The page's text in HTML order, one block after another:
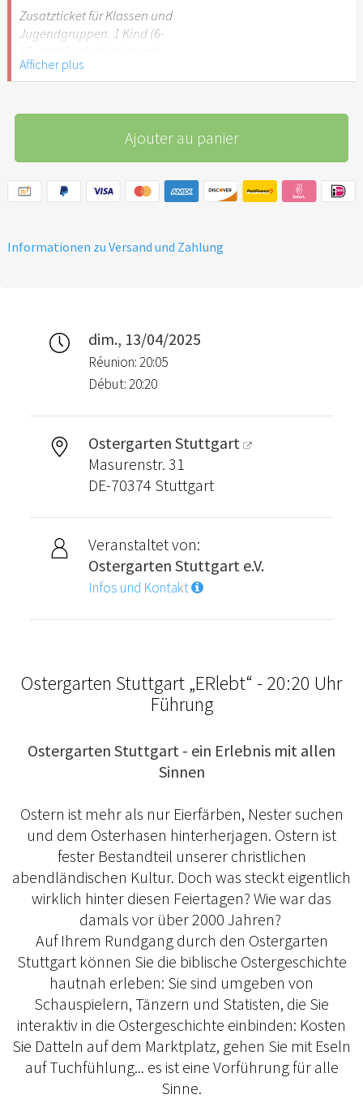
Stuttgart nicht
empfehlenswert.
Zusatzticket für Klassen und
Jugendgruppen. 1 Kind (6-
Schülerausweis.
empfehlenswert.
Afficher plus
Ajouter au panier
Informationen zu Versand und Zahlung
dim., 13/04/2025
Réunion: 20:05
Début: 20:20
Ostergarten Stuttgart
Masurenstr. 31
DE-70374 Stuttgart
Veranstaltet von:
Ostergarten Stuttgart e.V.
Infos und Kontakt
Ostergarten Stuttgart „ERlebt“ - 20:20 Uhr
Führung
Ostergarten Stuttgart - ein Erlebnis mit allen
Sinnen
Ostern ist mehr als nur Eierfärben, Nester suchen
und dem Osterhasen hinterherjagen. Ostern ist
fester Bestandteil unserer christlichen
abendländischen Kultur. Doch was steckt eigentlich
wirklich hinter diesen Feiertagen? Wie war das
damals vor über 2000 Jahren?
Auf Ihrem Rundgang durch den Ostergarten
Stuttgart können Sie die biblische Ostergeschichte
hautnah erleben: Sie sind umgeben von
Schauspielern, Tänzern und Statisten, die Sie
interaktiv in die Ostergeschichte einbinden: Kosten
Sie Datteln auf dem Marktplatz, gehen Sie mit Eseln
auf Tuchfühlung... es ist eine Vorführung für alle
Sinne.